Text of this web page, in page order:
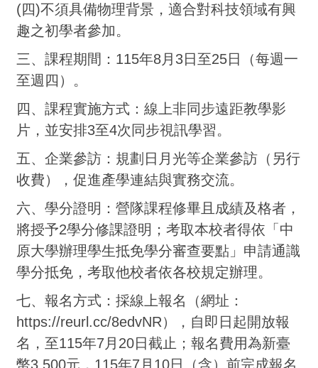
(四)不須具備物理背景，適合對科技領域有興
趣之初學者參加。
三、課程期間：115年8月3日至25日（每週一
至週四）。
四、課程實施方式：線上非同步遠距教學影
片，並安排3至4次同步視訊學習。
五、企業參訪：規劃日月光等企業參訪（另行
收費），促進產學連結與實務交流。
六、學分證明：營隊課程修畢且成績及格者，
將授予2學分修課證明；考取本校者得依「中
原大學辦理學生抵免學分審查要點」申請通識
學分抵免，考取他校者依各校規定辦理。
七、報名方式：採線上報名（網址：
https://reurl.cc/8edvNR），自即日起開放報
名，至115年7月20日截止；報名費用為新臺
幣3,500元，115年7月10日（含）前完成報名